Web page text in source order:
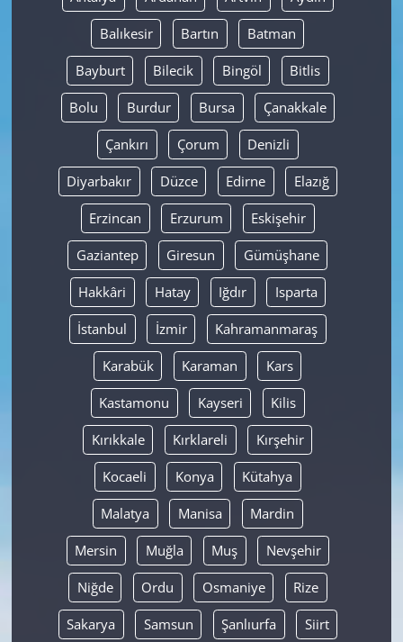
Balıkesir Bartın Batman
Bayburt Bilecik Bingöl Bitlis
Bolu Burdur Bursa Çanakkale
Çankırı Çorum Denizli
Diyarbakır Düzce Edirne Elazığ
Erzincan Erzurum Eskişehir
Gaziantep Giresun Gümüşhane
Hakkâri Hatay Iğdır Isparta
İstanbul İzmir Kahramanmaraş
Karabük Karaman Kars
Kastamonu Kayseri Kilis
Kırıkkale Kırklareli Kırşehir
Kocaeli Konya Kütahya
Malatya Manisa Mardin
Mersin Muğla Muş Nevşehir
Niğde Ordu Osmaniye Rize
Sakarya Samsun Şanlıurfa Siirt